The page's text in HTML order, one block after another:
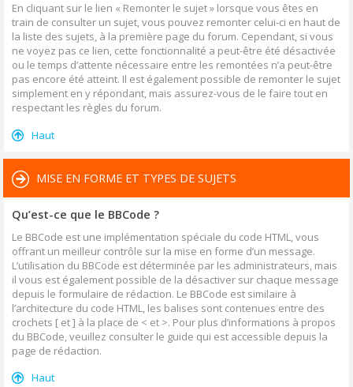
En cliquant sur le lien « Remonter le sujet » lorsque vous êtes en
train de consulter un sujet, vous pouvez remonter celui-ci en haut de
la liste des sujets, à la première page du forum. Cependant, si vous
ne voyez pas ce lien, cette fonctionnalité a peut-être été désactivée
ou le temps d’attente nécessaire entre les remontées n’a peut-être
pas encore été atteint. Il est également possible de remonter le sujet
simplement en y répondant, mais assurez-vous de le faire tout en
respectant les règles du forum.
Haut
MISE EN FORME ET TYPES DE SUJETS
Qu’est-ce que le BBCode ?
Le BBCode est une implémentation spéciale du code HTML, vous
offrant un meilleur contrôle sur la mise en forme d’un message.
L’utilisation du BBCode est déterminée par les administrateurs, mais
il vous est également possible de la désactiver sur chaque message
depuis le formulaire de rédaction. Le BBCode est similaire à
l’architecture du code HTML, les balises sont contenues entre des
crochets [ et ] à la place de < et >. Pour plus d’informations à propos
du BBCode, veuillez consulter le guide qui est accessible depuis la
page de rédaction.
Haut